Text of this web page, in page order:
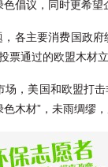
倡议，同时更希
各主要消费国政
通过的欧盟木材
，美国和欧盟打
色木材”，未雨绸缪